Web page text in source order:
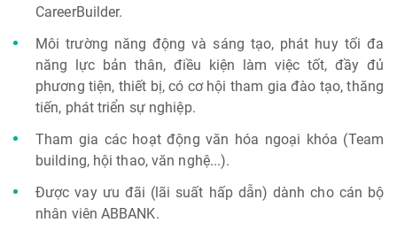
CareerBuilder.
Môi trường năng động và sáng tạo, phát huy tối đa
năng lực bản thân, điều kiện làm việc tốt, đầy đủ
phương tiện, thiết bị, có cơ hội tham gia đào tạo, thăng
tiến, phát triển sự nghiệp.
Tham gia các hoạt động văn hóa ngoại khóa (Team
building, hội thao, văn nghệ...).
Được vay ưu đãi (lãi suất hấp dẫn) dành cho cán bộ
nhân viên ABBANK.